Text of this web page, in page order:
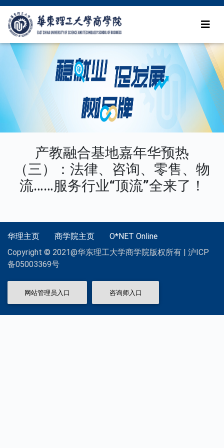
产教融合基地嘉年华预热
（三）：法律、咨询、零售、物
流……服务行业“顶流”全来了！
华理主页 商学院主页
O*NET Online
Copyright © 2021@华东理工大学商学院版权所有 | 沪ICP
备05003369号
网站管理员入口 咨询师入口